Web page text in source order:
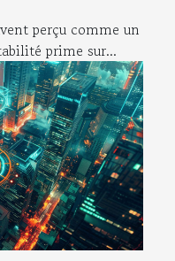
perçu comme un
prime sur...